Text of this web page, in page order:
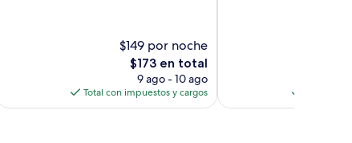
$149 por noche
El
precio
actual
es
$173 en total
9 ago - 10 ago
Total con impuestos y cargos